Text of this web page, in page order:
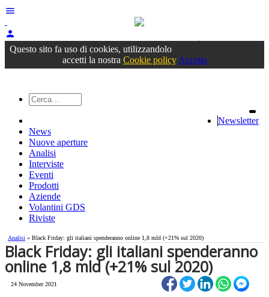
menu
person
Accedioppure registrati
Questo sito fa uso di cookies, utilizzandolo
accetti la nostra Cookie policy Accetta
Newsletter
News
Nuove aperture
Analisi
Interviste
Eventi
Prodotti
Aziende
Volantini GDS
Riviste
Analisi » Black Friday: gli italiani spenderanno online 1,8 mld (+21% sul 2020)
Black Friday: gli italiani spenderanno
online 1,8 mld (+21% sul 2020)
24 November 2021